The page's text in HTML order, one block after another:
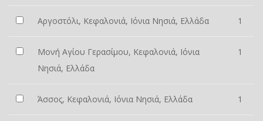
Αργοστόλι, Κεφαλονιά, Ιόνια Νησιά, Ελλάδα 1
Μονή Αγίου Γερασίμου, Κεφαλονιά, Ιόνια
Νησιά, Ελλάδα
1
Άσσος, Κεφαλονιά, Ιόνια Νησιά, Ελλάδα 1